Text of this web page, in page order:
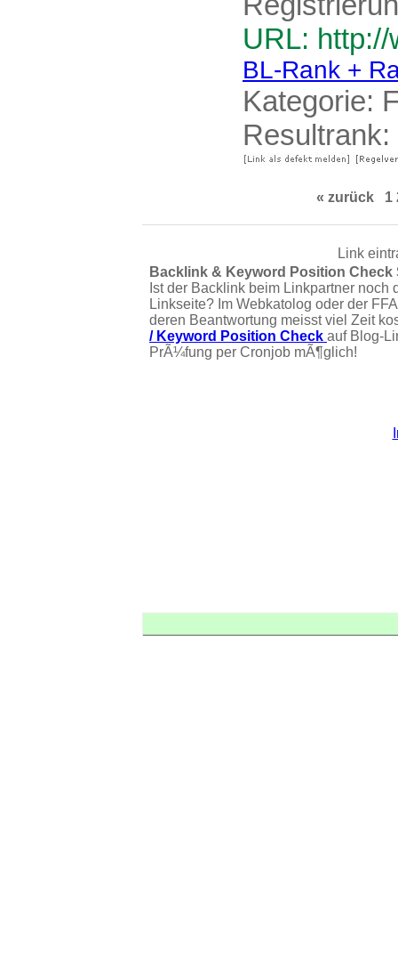
URL:
BL-Rank +
Kategorie:
Resultrank:
« zurück 1
Link
Backlink & Keyword Position
Ist der Backlink beim Linkpartner noch
Linkseite? Im Webkatolog oder der
deren Beantwortung meisst viel Zeit
/ Keyword Position Check auf Blog-
PrÃ¼fung per Cronjob mÃ¶glich!